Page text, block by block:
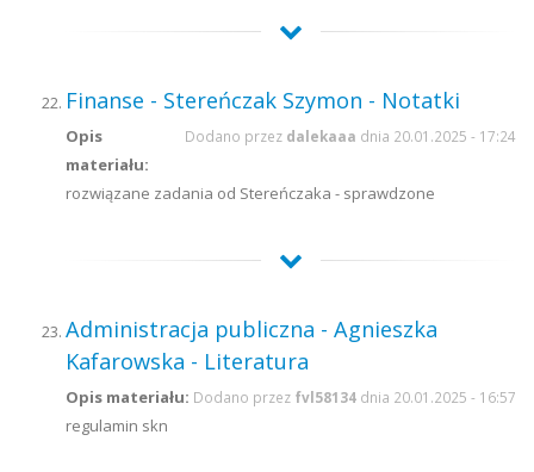
Finanse - Stereńczak Szymon - Notatki
Dodano przez dalekaaa dnia 20.01.2025 - 17:24
Opis
materiału:
rozwiązane zadania od Stereńczaka - sprawdzone
Administracja publiczna - Agnieszka
Kafarowska - Literatura
Dodano przez fvl58134 dnia 20.01.2025 - 16:57
Opis materiału:
regulamin skn